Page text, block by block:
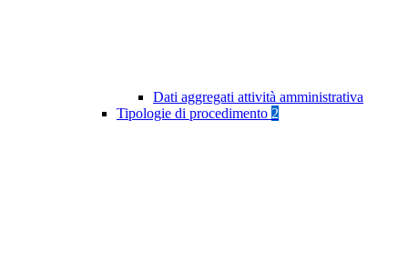
Dati aggregati attività amministrativa
Tipologie di procedimento 2